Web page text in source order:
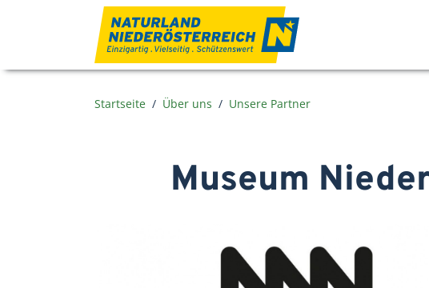
Startseite Über uns Unsere Partner
Museum